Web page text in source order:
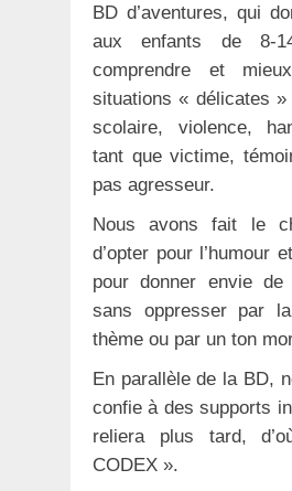
BD d’aventures, qui
aux enfants de 8-
comprendre et
situations « délicates »
scolaire, violence,
tant que victime,
pas agresseur.
Nous avons fait le
d’opter pour l’humour
pour donner envie de
sans oppresser par
thème ou par un ton
En parallèle de la BD,
confie à des supports
reliera plus tard,
CODEX ».